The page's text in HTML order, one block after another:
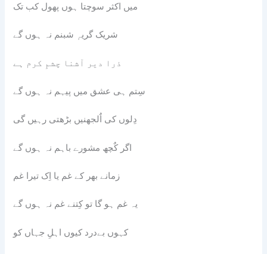
میں اکثر سوچتا ہوں پھول کب تک
شریک گریہٕ شبنم نہ ہوں گے
ذرا دیر آشنا چشمِ کرم ہے
سِتم ہی عشق میں پیہم نہ ہوں گے
دِلوں کی اٌلجھنیں بڑھتی رہیں گی
اگر کٌچھ مشورے باہم نہ ہوں گے
زمانے بھر کے غم یا اِک تیرا غم
یہ غم ہو گا تو کِتنے غم نہ ہوں گے
کہوں بےدرد کیوں اہلِ جہاں کو